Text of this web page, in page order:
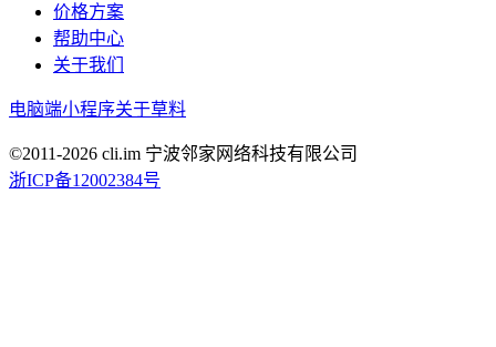
价格方案
帮助中心
关于我们
电脑端小程序关于草料
©2011-2026 cli.im 宁波邻家网络科技有限公司
浙ICP备12002384号